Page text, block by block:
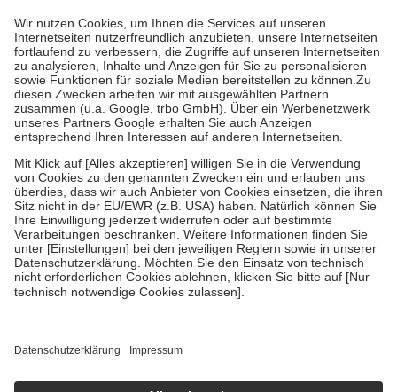
höchstens zehn Euro.
Es sind jedoch nie mehr als die tatsächlichen
Kosten der Leistung zu entrichten.
Diese Regeln gelten grundsätzlich auch für Online-Apotheken.
Bei Heilmitteln und häuslicher Krankenpflege beträgt die
Zuzahlung zehn Prozent der Kosten sowie zehn Euro je
Verordnung.
Um das Engagement der Versicherten für ihre eigene Gesundheit zu
stärken und die besondere Stellung der Familie zu unterstützen,
fallenkeine Zuzahlungenan bei:
• Kindern und Jugendlichen bis zum vollendeten 18. Lebensjahr
mit Ausnahme der Fahrkosten
• Untersuchungen zur Vorsorge und Früherkennung, die von der
GKV getragen werden
• empfohlenen Schutzimpfungen
• Harn- und Blutteststreifen
getroffen, um sicherzustellen, dass es sich um echte Bewertungen
https://help.etrusted.com/hc/de/articles/4419944605341